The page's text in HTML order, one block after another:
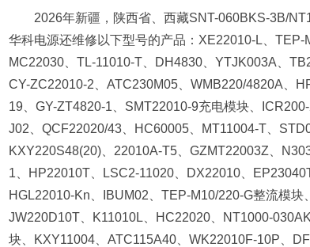
2026年新疆，陕西省、西藏SNT-060BKS-3B/
华科电源还维修以下型号的产品：XE22010-L、
MC22030、TL-11010-T、DH4830、YTJK003A、
CY-ZC22010-2、ATC230M05、WMB220/4820A、
19、GY-ZT4820-1、SMT22010-9充电模块、
J02、QCF22020/43、HC60005、MT11004-T、
KXY220S48(20)、22010A-T5、GZMT22003Z、
1、HP22010T、LSC2-11020、DX22010、
HGL22010-Kn、IBUM02、TEP-M10/220-G整流模
JW220D10T、K11010L、HC22020、NT1000-
块、KXY11004、ATC115A40、WK22010F-10P、